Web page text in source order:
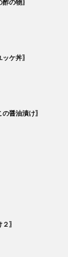
の物〗
ケ丼〗
醤油漬け〗
〗